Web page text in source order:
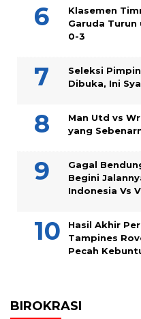
Klasemen
Garuda
0-3
Seleksi
Dibuka, Ini
Man Utd vs
yang
Gagal
Begini
Indonesia Vs
Hasil Akhir
Tampines
Pecah
BIROKRASI